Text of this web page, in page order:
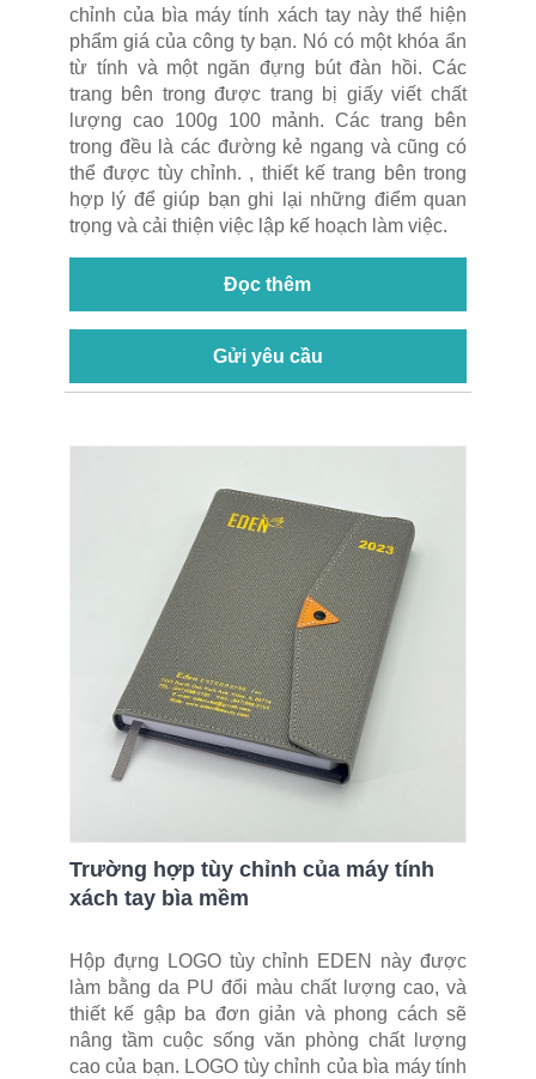
chỉnh của bìa máy tính xách tay này thể hiện
phẩm giá của công ty bạn. Nó có một khóa ẩn
từ tính và một ngăn đựng bút đàn hồi. Các
trang bên trong được trang bị giấy viết chất
lượng cao 100g 100 mảnh. Các trang bên
trong đều là các đường kẻ ngang và cũng có
thể được tùy chỉnh. , thiết kế trang bên trong
hợp lý để giúp bạn ghi lại những điểm quan
trọng và cải thiện việc lập kế hoạch làm việc.
Đọc thêm
Gửi yêu cầu
Trường hợp tùy chỉnh của máy tính
xách tay bìa mềm
Hộp đựng LOGO tùy chỉnh EDEN này được
làm bằng da PU đổi màu chất lượng cao, và
thiết kế gập ba đơn giản và phong cách sẽ
nâng tầm cuộc sống văn phòng chất lượng
cao của bạn. LOGO tùy chỉnh của bìa máy tính